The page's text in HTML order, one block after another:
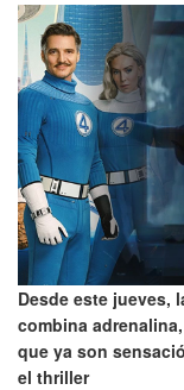
Desde este jueves,
combina
que ya son
el thriller